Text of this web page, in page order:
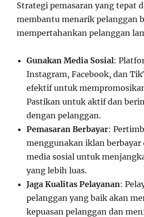
Strategi pemasaran yang tepat
membantu menarik pelanggan
mempertahankan pelanggan
Gunakan Media Sosial:
Instagram, Facebook, dan
efektif untuk
Pastikan untuk aktif dan
dengan pelanggan.
Pemasaran Berbayar:
menggunakan iklan berbayar
media sosial untuk
yang lebih luas.
Jaga Kualitas Pelayanan:
pelanggan yang baik akan
kepuasan pelanggan dan